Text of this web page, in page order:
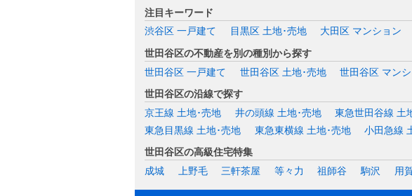
注目キーワード
渋谷区 一戸建て
目黒区 土地･売地
大田区 マンション
世田谷区の不動産を別の種別から探す
世田谷区 一戸建て
世田谷区 土地･売地 世田谷区 マン
世田谷区の沿線で探す
京王線 土地･売地
井の頭線 土地･売地 東急世田谷線 土
東急目黒線 土地･売地
東急東横線 土地･売地
小田急線
世田谷区の高級住宅特集
成城
上野毛 三軒茶屋 等々力 祖師谷 駒沢 用